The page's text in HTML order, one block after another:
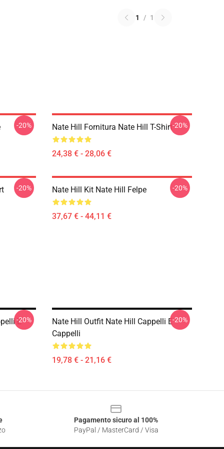
1 / 1
-20% Nate Hill Fornitura Nate Hill T-Shirt
24,38 € - 28,06 €
-20%
-20% Nate Hill Kit Nate Hill Felpe
37,67 € - 44,11 €
-20%
E
-20%
Nate Hill Outfit Nate Hill Cappelli E
Cappelli
19,78 € - 21,16 €
-20%
Pagamento sicuro al 100%
PayPal / MasterCard / Visa